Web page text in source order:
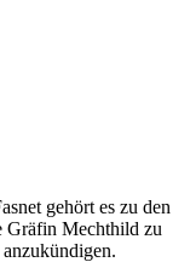
gehört es zu den
Gräfin Mechthild zu